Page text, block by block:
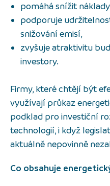
pomáhá snížit
podporuje
snižování emisí,
zvyšuje atraktivitu
investory.
Firmy, které chtějí být
využívají průkaz
podklad pro investiční
technologií, i když
aktuálně nepovinně
Co obsahuje